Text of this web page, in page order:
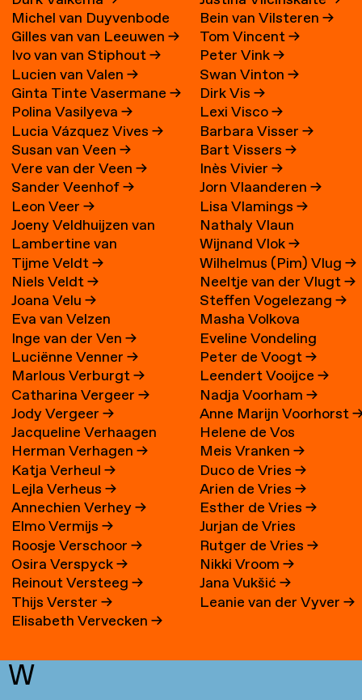
Michel van Duyvenbode
Gilles van van Leeuwen→
Ivo van van Stiphout→
Lucien van Valen→
Ginta Tinte Vasermane→
Polina Vasilyeva→
Lucia Vázquez Vives→
Susan van Veen→
Vere van der Veen→
Sander Veenhof→
Leon Veer→
Joeny Veldhuijzen van
Zanten→
Lambertine van
Veldhuizen→
Tijme Veldt→
Niels Veldt→
Joana Velu→
Eva van Velzen
Inge van der Ven→
Luciënne Venner→
Marlous Verburgt→
Catharina Vergeer→
Jody Vergeer→
Jacqueline Verhaagen
Herman Verhagen→
Katja Verheul→
Lejla Verheus→
Annechien Verhey→
Elmo Vermijs→
Roosje Verschoor→
Osira Verspyck→
Reinout Versteeg→
Thijs Verster→
Elisabeth Vervecken→
Bein van Vilsteren→
Tom Vincent→
Peter Vink→
Swan Vinton→
Dirk Vis→
Lexi Visco→
Barbara Visser→
Bart Vissers→
Inès Vivier→
Jorn Vlaanderen→
Lisa Vlamings→
Nathaly Vlaun
Wijnand Vlok→
Wilhelmus (Pim) Vlug→
Neeltje van der Vlugt→
Steffen Vogelezang→
Masha Volkova
Eveline Vondeling
Peter de Voogt→
Leendert Vooijce→
Nadja Voorham→
Anne Marijn Voorhorst
Helene de Vos
Meis Vranken→
Duco de Vries→
Arien de Vries→
Esther de Vries→
Jurjan de Vries
Rutger de Vries→
Nikki Vroom→
Jana Vukšić→
Leanie van der Vyver→
W